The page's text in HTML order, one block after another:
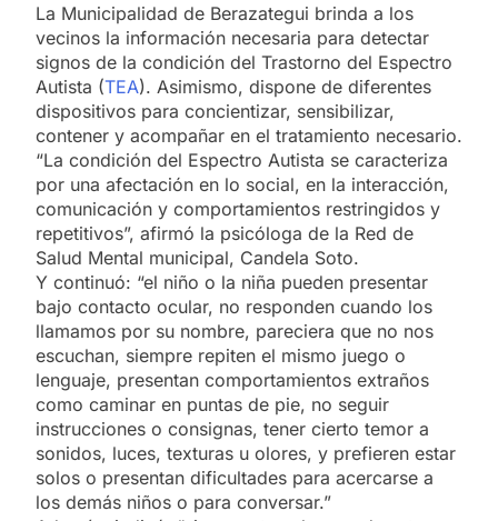
La Municipalidad de Berazategui brinda a los
vecinos la información necesaria para detectar
signos de la condición del Trastorno del Espectro
Autista (TEA). Asimismo, dispone de diferentes
dispositivos para concientizar, sensibilizar,
contener y acompañar en el tratamiento necesario.
“La condición del Espectro Autista se caracteriza
por una afectación en lo social, en la interacción,
comunicación y comportamientos restringidos y
repetitivos”, afirmó la psicóloga de la Red de
Salud Mental municipal, Candela Soto.
Y continuó: “el niño o la niña pueden presentar
bajo contacto ocular, no responden cuando los
llamamos por su nombre, pareciera que no nos
escuchan, siempre repiten el mismo juego o
lenguaje, presentan comportamientos extraños
como caminar en puntas de pie, no seguir
instrucciones o consignas, tener cierto temor a
sonidos, luces, texturas u olores, y prefieren estar
solos o presentan dificultades para acercarse a
los demás niños o para conversar.”